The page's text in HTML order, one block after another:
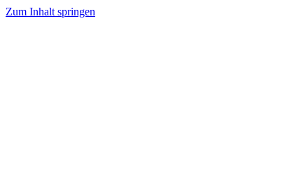
Zum Inhalt springen